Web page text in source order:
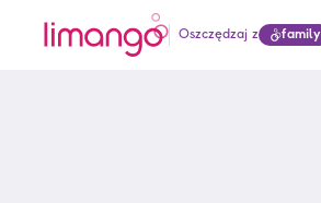
Oszczędzaj z
family